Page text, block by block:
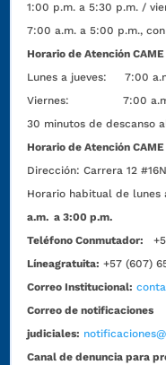
1:00 p.m. a 5:30 p.m. /
7:00 a.m. a 5:00 p.m.,
Horario de Atención
Lunes a jueves: 7:00
Viernes: 7:00 a.m. a
30 minutos de descanso
Horario de Atención
Dirección:Carrera 12
Horario habitual de lunes
a.m. a 3:00 p.m.
Teléfono Conmutador:
Líneagratuita: +57 (607)
Correo Institucional:
Correo de notificaciones
judiciales:
Canal de denuncia para